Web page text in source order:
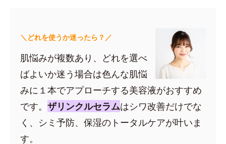
＼どれを使うか迷ったら？／
肌悩みが複数あり、どれを選べ
ばよいか迷う場合は色んな肌悩
みに１本でアプローチする美容液がおすすめ
です。 ザリンクルセラムはシワ改善だけでな
く、シミ予防、保湿のトータルケアが叶いま
す。